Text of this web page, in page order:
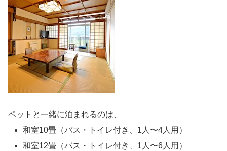
ペットと一緒に泊まれるのは、
和室10畳（バス・トイレ付き、1人〜4人用）
和室12畳（バス・トイレ付き、1人〜6人用）